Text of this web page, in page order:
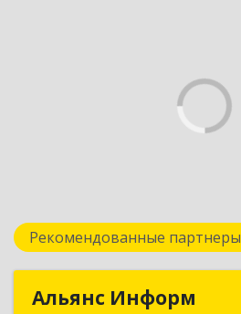
Рекомендованные партнеры
Альянс Информ